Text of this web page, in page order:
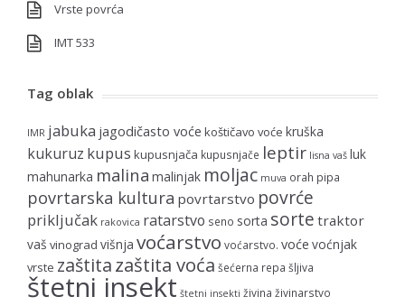
Vrste povrća
IMT 533
Tag oblak
IMR jabuka jagodičasto voće koštičavo voće kruška
kukuruz kupus kupusnjača kupusnjače leptir lisna vaš luk
mahunarka malina malinjak moljac muva orah pipa
povrtarska kultura povrtarstvo povrće
priključak rakovica ratarstvo seno sorta sorte traktor
vaš vinograd višnja voćarstvo voćarstvo. voće voćnjak
vrste zaštitazaštita voća šećerna repa šljiva
štetni insekt štetni insekti živina živinarstvo